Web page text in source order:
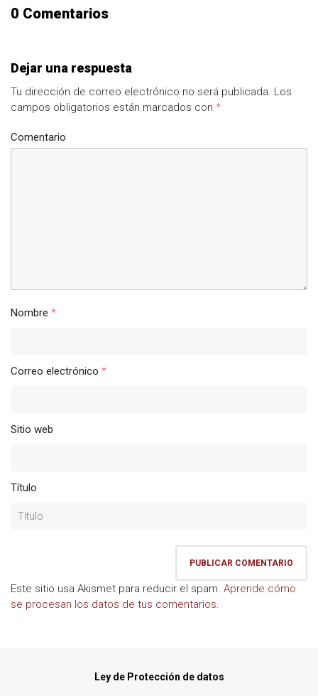
0 Comentarios
Dejar una respuesta
Tu dirección de correo electrónico no será publicada. Los
campos obligatorios están marcados con *
Comentario
Nombre *
Correo electrónico *
Sitio web
Título
Este sitio usa Akismet para reducir el spam. Aprende cómo
se procesan los datos de tus comentarios.
Ley de Protección de datos